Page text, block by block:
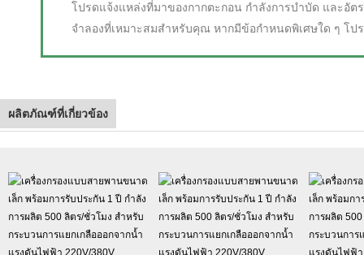
โปรดแจ้งแหล่งที่มาของกากตะกอน กำลังการบำบัด และอัต
จำลองที่เหมาะสมสำหรับคุณ หากมีข้อกำหนดพิเศษใด ๆ โป
ผลิตภัณฑ์ที่เกี่ยวข้อง